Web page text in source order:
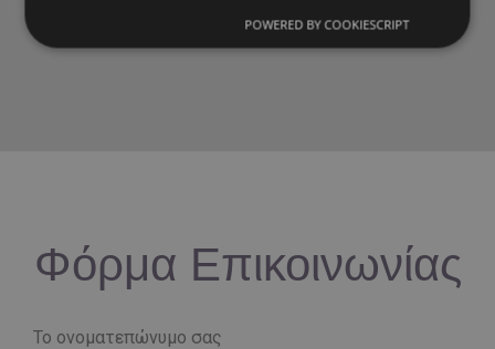
Φόρμα Επικοινωνίας
POWERED BY COOKIESCRIPT